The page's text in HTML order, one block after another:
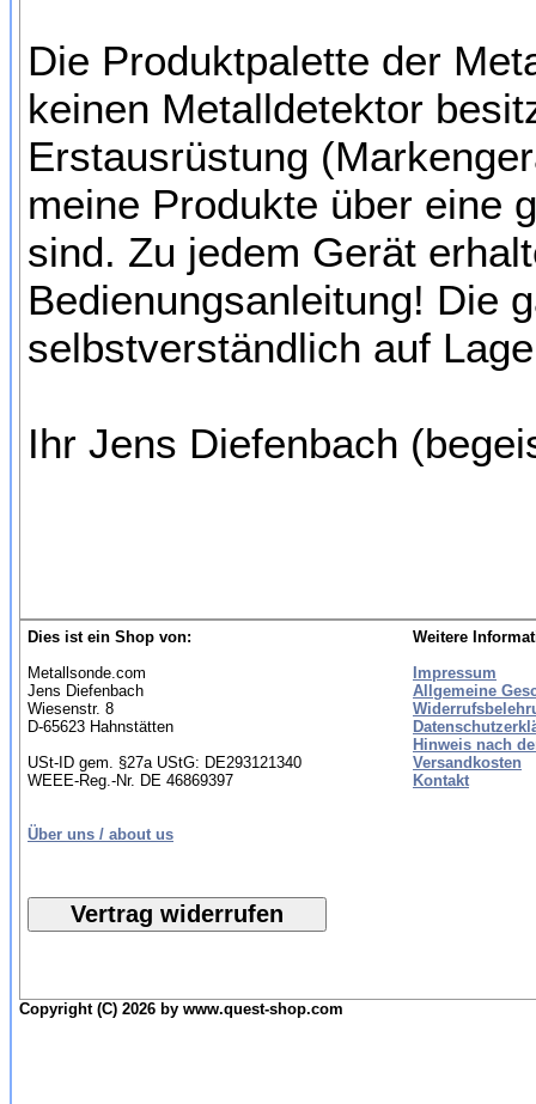
Die Produktpalette der
keinen Metalldetektor
Erstausrüstung
meine Produkte über eine
sind. Zu jedem Gerät
Bedienungsanleitung! Die
selbstverständlich auf
Ihr Jens Diefenbach
Dies ist ein Shop von:
Metallsonde.com
Jens Diefenbach
Wiesenstr. 8
D-65623 Hahnstätten
USt-ID gem. §27a UStG: DE293121340
WEEE-Reg.-Nr. DE 46869397
Über uns / about us
Weitere
Impressum
Allgemeine
Hinweis nach
Versandkosten
Kontakt
Copyright (C) 2026 by www.quest-shop.com